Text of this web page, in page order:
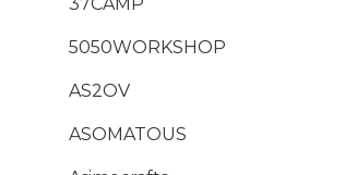
5050WORKSHOP
AS2OV
ASOMATOUS